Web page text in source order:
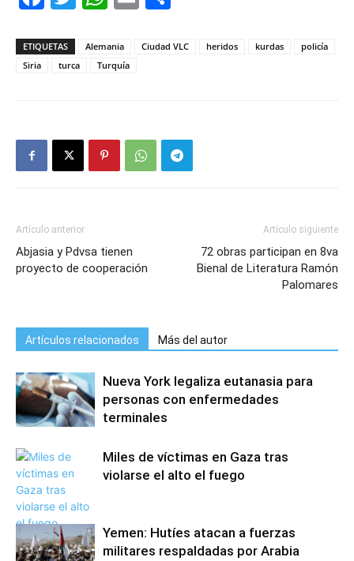
ETIQUETAS Alemania Ciudad VLC heridos kurdas
policía
Siria
turca Turquía
Artículo anterior
Abjasia y Pdvsa tienen
proyecto de cooperación
Artículo siguiente
72 obras participan en 8va
Bienal de Literatura Ramón
Palomares
Artículos relacionados Más del autor
Nueva York legaliza eutanasia para
personas con enfermedades
terminales
Miles de víctimas en Gaza tras
violarse el alto el fuego
Yemen: Hutíes atacan a fuerzas
militares respaldadas por Arabia